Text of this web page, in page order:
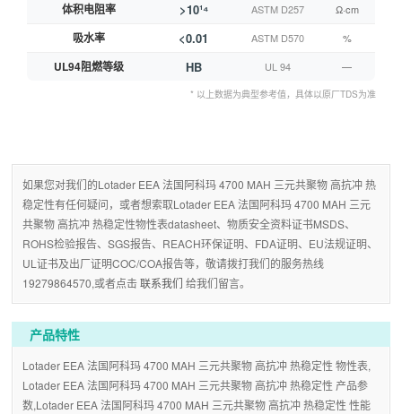
体积电阻率 >10¹⁴ ASTM D257 Ω·cm
吸水率 <0.01 ASTM D570 %
UL94阻燃等级 HB UL 94 —
* 以上数据为典型参考值，具体以原厂TDS为准
如果您对我们的Lotader EEA 法国阿科玛 4700 MAH 三元共聚物 高抗冲 热
稳定性有任何疑问，或者想索取Lotader EEA 法国阿科玛 4700 MAH 三元
共聚物 高抗冲 热稳定性物性表datasheet、物质安全资料证书MSDS、
ROHS检验报告、SGS报告、REACH环保证明、FDA证明、EU法规证明、
UL证书及出厂证明COC/COA报告等，敬请拨打我们的服务热线
19279864570,或者点击联系我们 给我们留言。
产品特性
Lotader EEA 法国阿科玛 4700 MAH 三元共聚物 高抗冲 热稳定性 物性表,
Lotader EEA 法国阿科玛 4700 MAH 三元共聚物 高抗冲 热稳定性 产品参
数,Lotader EEA 法国阿科玛 4700 MAH 三元共聚物 高抗冲 热稳定性 性能